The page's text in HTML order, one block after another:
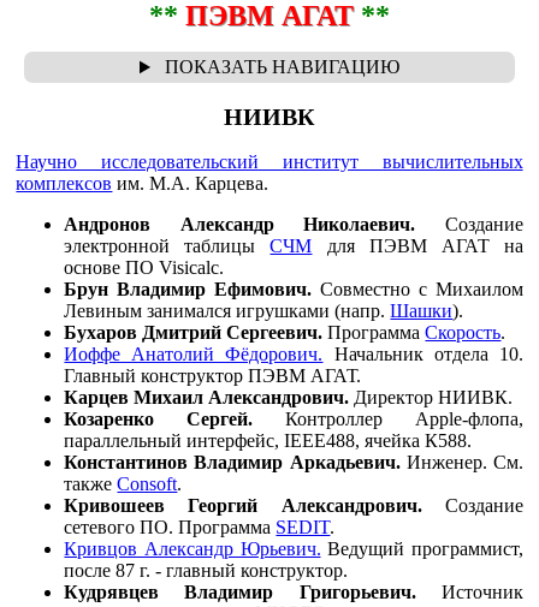
** ПЭВМ АГАТ**
НИИВК
Научно исследовательский институт вычислительных
комплексов им. М.А. Карцева.
Андронов Александр Николаевич. Создание
электронной таблицыСЧМ для ПЭВМ АГАТ на
основе ПО Visicalc.
Брун Владимир Ефимович. Совместно с Михаилом
Левиным занимался игрушками (напр.Шашки).
Бухаров Дмитрий Сергеевич. ПрограммаСкорость.
Иоффе Анатолий Фёдорович. Начальник отдела 10.
Главный конструктор ПЭВМ АГАТ.
Карцев Михаил Александрович. Директор НИИВК.
Козаренко Сергей. Контроллер Apple-флопа,
параллельный интерфейс, IEEE488, ячейка К588.
Константинов Владимир Аркадьевич.Инженер. См.
такжеConsoft.
Кривошеев Георгий Александрович.Создание
сетевого ПО. Программа SEDIT.
Кривцов Александр Юрьевич. Ведущий программист,
после 87 г. - главный конструктор.
Кудрявцев Владимир Григорьевич.Источник